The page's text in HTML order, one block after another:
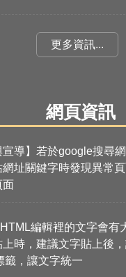
更多資訊...
網頁資訊
宣導】若於google搜尋
址關鍵字時發現異常
面
編輯裡的文字會有大
上時，建議文字貼上後
籤，讓文字統一